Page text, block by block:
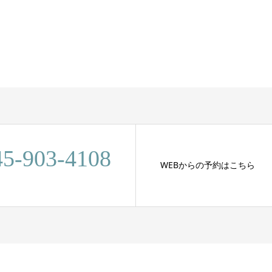
903-4108 WEBからの予約はこちら